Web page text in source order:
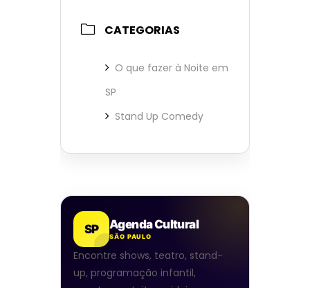
CATEGORIAS
O que fazer à Noite em
SP
Stand Up Comedy
SP Agenda Cultural
SÃO PAULO
Encontre shows, teatro, stand-
up, programação infantil,